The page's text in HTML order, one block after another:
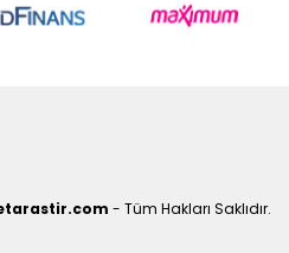
- Tüm Hakları Saklıdır.